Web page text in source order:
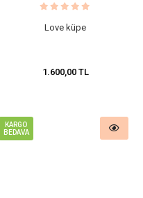
Love küpe
1.600,00 TL
KARGO
BEDAVA